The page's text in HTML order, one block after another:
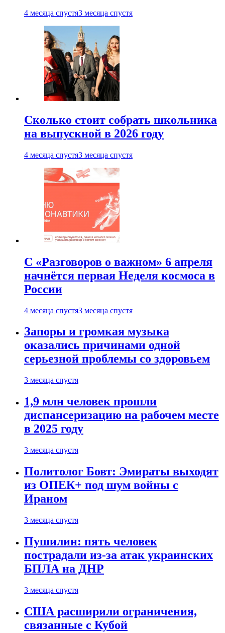
4 месяца спустя3 месяца спустя
Сколько стоит собрать школьника
на выпускной в 2026 году
4 месяца спустя3 месяца спустя
С «Разговоров о важном» 6 апреля
начнётся первая Неделя космоса в
России
4 месяца спустя3 месяца спустя
Запоры и громкая музыка
оказались причинами одной
серьезной проблемы со здоровьем
3 месяца спустя
1,9 млн человек прошли
диспансеризацию на рабочем месте
в 2025 году
3 месяца спустя
Политолог Бовт: Эмираты выходят
из ОПЕК+ под шум войны с
Ираном
3 месяца спустя
Пушилин: пять человек
пострадали из-за атак украинских
БПЛА на ДНР
3 месяца спустя
США расширили ограничения,
связанные с Кубой